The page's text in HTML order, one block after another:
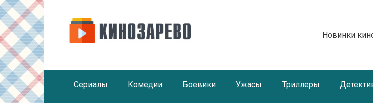
Перейти
к
контенту
Новинки
Сериалы Комедии Боевики Ужасы Триллеры